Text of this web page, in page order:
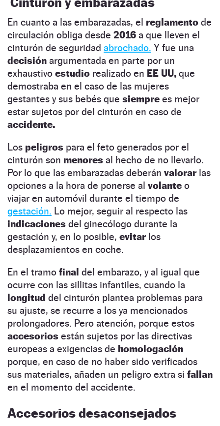
En cuanto a las embarazadas, el reglamento de
circulación obliga desde 2016 a que lleven el
cinturón de seguridad abrochado. Y fue una
decisión argumentada en parte por un
exhaustivo estudio realizado en EE UU, que
demostraba en el caso de las mujeres
gestantes y sus bebés que siempre es mejor
estar sujetos por del cinturón en caso de
accidente.
Los peligros para el feto generados por el
cinturón son menores al hecho de no llevarlo.
Por lo que las embarazadas deberán valorarlas
opciones a la hora de ponerse al volante o
viajar en automóvil durante el tiempo de
gestación. Lo mejor, seguir al respecto las
indicaciones del ginecólogo durante la
gestación y, en lo posible, evitarlos
desplazamientos en coche.
En el tramo final del embarazo, y al igual que
ocurre con las sillitas infantiles, cuando la
longitud del cinturón plantea problemas para
su ajuste, se recurre a los ya mencionados
prolongadores. Pero atención, porque estos
accesorios están sujetos por las directivas
europeas a exigencias de homologación
porque, en caso de no haber sido verificados
sus materiales, añaden un peligro extra si fallan
en el momento del accidente.
Accesorios desaconsejados